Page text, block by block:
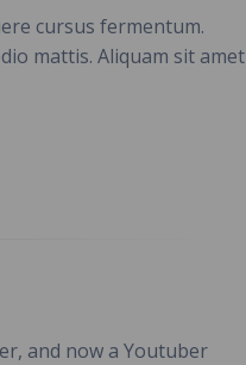
cursus fermentum.
mattis. Aliquam sit amet
and now a Youtuber